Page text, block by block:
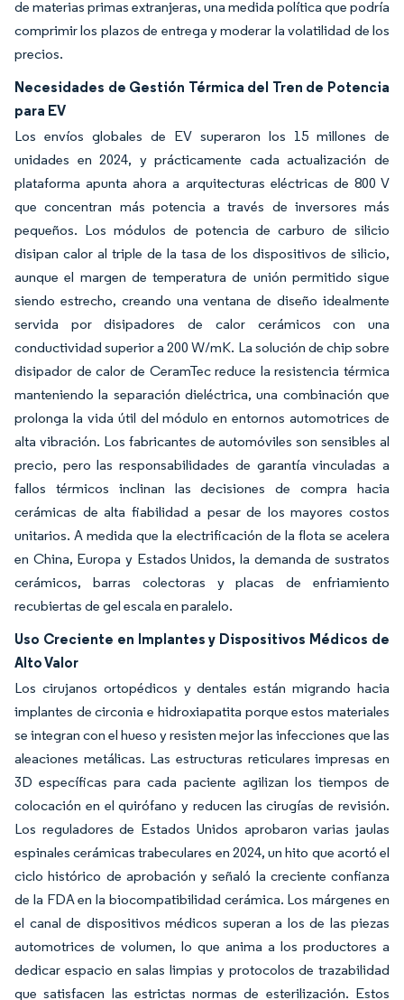
de materias primas extranjeras, una medida política que podría
comprimir los plazos de entrega y moderar la volatilidad de los
precios.
Necesidades de Gestión Térmica del Tren de Potencia
para EV
Los envíos globales de EV superaron los 15 millones de
unidades en 2024, y prácticamente cada actualización de
plataforma apunta ahora a arquitecturas eléctricas de 800 V
que concentran más potencia a través de inversores más
pequeños. Los módulos de potencia de carburo de silicio
disipan calor al triple de la tasa de los dispositivos de silicio,
aunque el margen de temperatura de unión permitido sigue
siendo estrecho, creando una ventana de diseño idealmente
servida por disipadores de calor cerámicos con una
conductividad superior a 200 W/mK. La solución de chip sobre
disipador de calor de CeramTec reduce la resistencia térmica
manteniendo la separación dieléctrica, una combinación que
prolonga la vida útil del módulo en entornos automotrices de
alta vibración. Los fabricantes de automóviles son sensibles al
precio, pero las responsabilidades de garantía vinculadas a
fallos térmicos inclinan las decisiones de compra hacia
cerámicas de alta fiabilidad a pesar de los mayores costos
unitarios. A medida que la electrificación de la flota se acelera
en China, Europa y Estados Unidos, la demanda de sustratos
cerámicos, barras colectoras y placas de enfriamiento
recubiertas de gel escala en paralelo.
Uso Creciente en Implantes y Dispositivos Médicos de
Alto Valor
Los cirujanos ortopédicos y dentales están migrando hacia
implantes de circonia e hidroxiapatita porque estos materiales
se integran con el hueso y resisten mejor las infecciones que las
aleaciones metálicas. Las estructuras reticulares impresas en
3D específicas para cada paciente agilizan los tiempos de
colocación en el quirófano y reducen las cirugías de revisión.
Los reguladores de Estados Unidos aprobaron varias jaulas
espinales cerámicas trabeculares en 2024, un hito que acortó el
ciclo histórico de aprobación y señaló la creciente confianza
de la FDA en la biocompatibilidad cerámica. Los márgenes en
el canal de dispositivos médicos superan a los de las piezas
automotrices de volumen, lo que anima a los productores a
dedicar espacio en salas limpias y protocolos de trazabilidad
que satisfacen las estrictas normas de esterilización. Estos